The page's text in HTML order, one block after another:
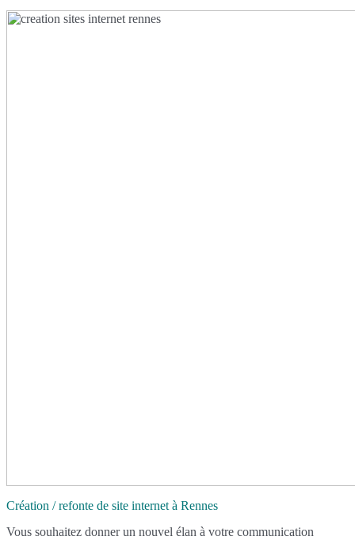
Création / refonte de site internet à Rennes
Vous souhaitez donner un nouvel élan à votre communication